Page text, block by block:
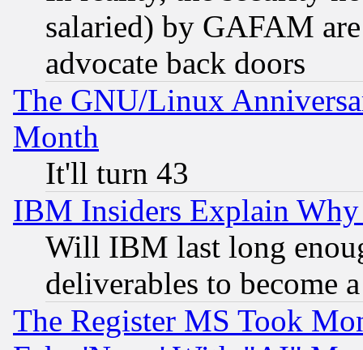
salaried) by GAFAM
advocate back doors
The GNU/Linux
Month
It'll turn 43
IBM Insiders Explain
Will IBM last long
deliverables to become
The Register MS Took